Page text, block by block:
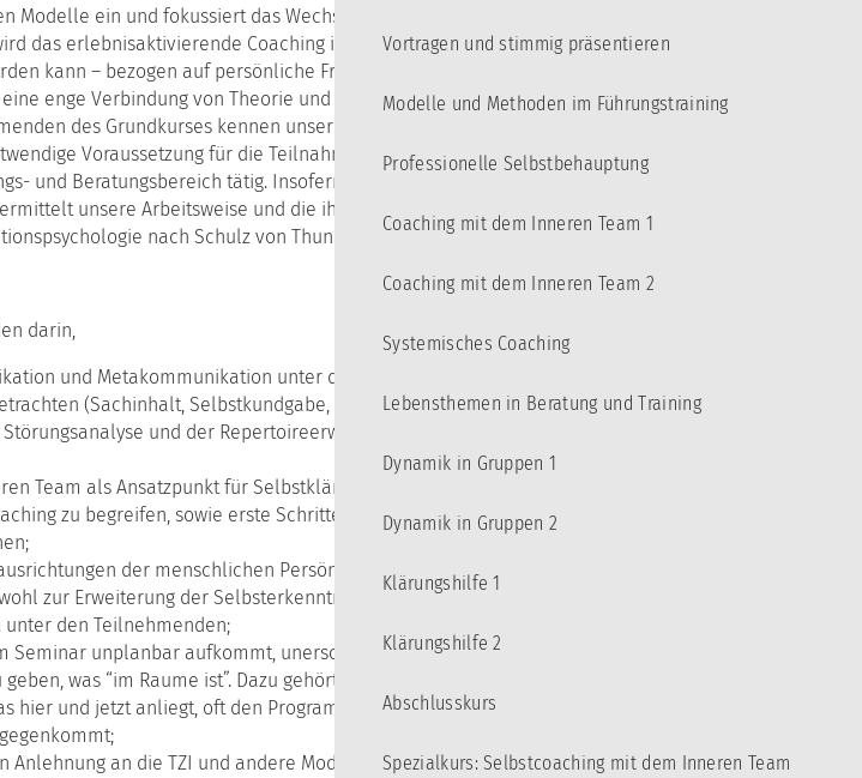
Leitbild
der
KBT
Geschichte
der
KBT
KBT-
Absolvent:innen
Lebensfrage
Zusammenspiel
der
Modelle
in
Coaching
und
Fallarbeit
Vortragen
und
stimmig
im
Führungstraining
Professionelle
Coaching
mit
Inneren
Team
1
Coaching
mit
dem
Inneren
2
Modelle ein und fokussiert das Wechselspiel von
das erlebnisaktivierende Coaching in Gruppen – das
kann – bezogen auf persönliche Fragestellungen
enge Verbindung von Theorie und
des Grundkurses kennen unsere Modelle schon
Voraussetzung für die Teilnahme ist. Einige
und Beratungsbereich tätig. Insofern ist dieser Kurs
unsere Arbeitsweise und die ihr zugrunde
nach Schulz von Thun.
darin,
und Metakommunikation unter dem Leitbild des
(Sachinhalt, Selbstkundgabe, Beziehung,
und der Repertoireerweiterung („Vier
Team als Ansatzpunkt für Selbstklärung,
zu begreifen, sowie erste Schritte zum
der menschlichen Persönlichkeit
zur Erweiterung der Selbsterkenntnis, als auch
den Teilnehmenden;
Seminar unplanbar aufkommt, unerschrocken
was “im Raume ist”. Dazu gehört die Erkenntnis,
hier und jetzt anliegt, oft den Programmzielen nicht
Anlehnung an die TZI und andere Modelle) im Hier
Vortragen und stimmig präsentieren
Modelle und Methoden im Führungstraining
Professionelle Selbstbehauptung
Coaching mit dem Inneren Team 1
Coaching mit dem Inneren Team 2
Systemisches Coaching
Lebensthemen in Beratung und Training
Dynamik in Gruppen 1
Dynamik in Gruppen 2
Klärungshilfe 1
Klärungshilfe 2
Abschlusskurs
Spezialkurs: Selbstcoaching mit dem Inneren Team